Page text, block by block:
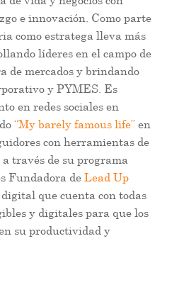
e innovación. Como parte
como estratega lleva más
líderes en el campo de
de mercados y brindando
y PYMES. Es
en redes sociales en
“My barely famous life” en
con herramientas de
través de su programa
Fundadora de Lead Up
que cuenta con todas
y digitales para que los
su productividad y